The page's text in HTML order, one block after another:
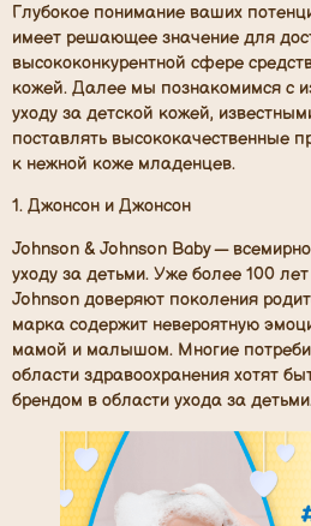
Глубокое понимание ваших
имеет решающее значение для
высококонкурентной сфере
кожей. Далее мы познакомимся с
уходу за детской кожей,
поставлять высококачественные
к нежной коже младенцев.
1. Джонсон и Джонсон
Johnson & Johnson Baby —
уходу за детьми. Уже более 100
Johnson доверяют поколения
марка содержит невероятную
мамой и малышом. Многие
области здравоохранения хотят
брендом в области ухода за